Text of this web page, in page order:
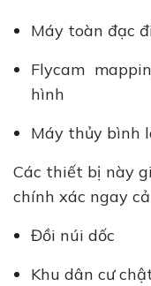
Máy toàn đạc
Flycam
hình
Máy thủy bình
Các thiết bị này
chính xác ngay
Đồi núi dốc
Khu dân cư